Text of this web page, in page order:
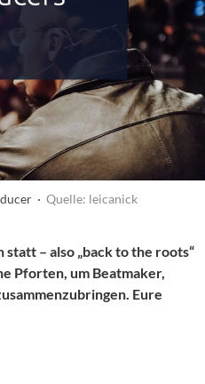
· Quelle: leicanick
– also „back to the roots“
Pforten, um Beatmaker,
Eure